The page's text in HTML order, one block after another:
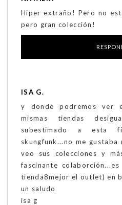
Hiper extraño! Pero no
pero gran colección!
ISA G.
y donde podremos ver
mismas tiendas
subestimado a esta
skungfunk...no me
veo sus colecciones y
fascinante
tienda8mejor el outlet) en
un saludo
isa g